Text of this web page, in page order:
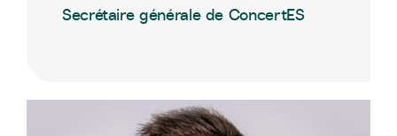
Secrétaire générale de ConcertES